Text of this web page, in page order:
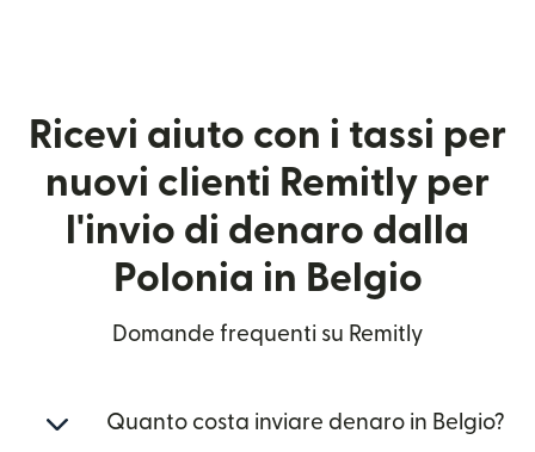
Ricevi aiuto con i tassi per
nuovi clienti Remitly per
l'invio di denaro dalla
Polonia in Belgio
Domande frequenti su Remitly
Quanto costa inviare denaro in Belgio?